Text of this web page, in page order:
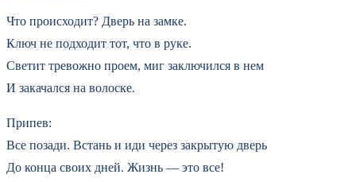
Что происходит? Дверь на замке.
Ключ не подходит тот, что в руке.
Светит тревожно проем, миг заключился в нем
И закачался на волоске.
Припев:
Все позади. Встань и иди через закрытую дверь
До конца своих дней. Жизнь — это все!